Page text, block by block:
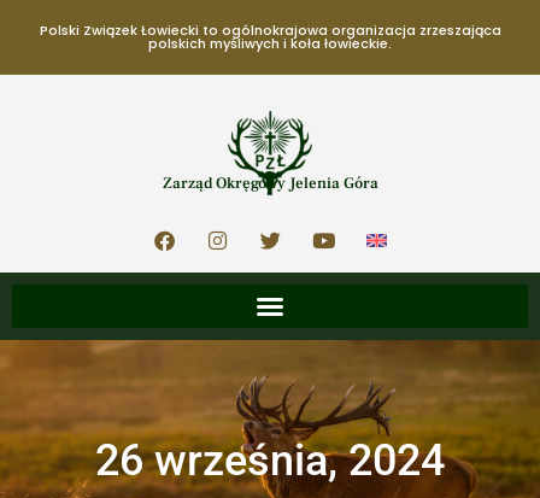
Polski Związek Łowiecki to ogólnokrajowa organizacja zrzeszająca
polskich myśliwych i koła łowieckie.
Zarząd Okręgowy Jelenia Góra
26 września, 2024